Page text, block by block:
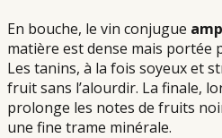
En bouche, le vin conjugue
matière est dense mais portée
Les tanins, à la fois soyeux et
fruit sans l’alourdir. La finale,
prolonge les notes de fruits
une fine trame minérale.